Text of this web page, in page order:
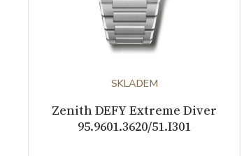
SKLADEM
Zenith DEFY Extreme Diver
95.9601.3620/51.I301